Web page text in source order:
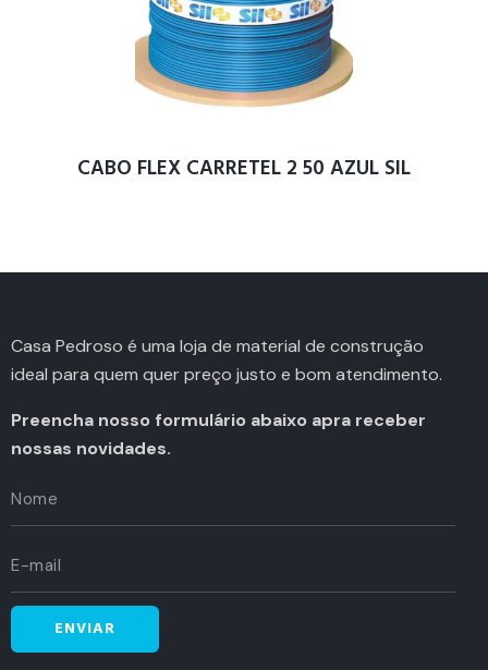
CABO FLEX CARRETEL 2 50 AZUL SIL
Casa Pedroso é uma loja de material de construção
ideal para quem quer preço justo e bom atendimento.
Preencha nosso formulário abaixo apra receber
nossas novidades.